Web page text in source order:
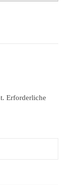
Erforderliche